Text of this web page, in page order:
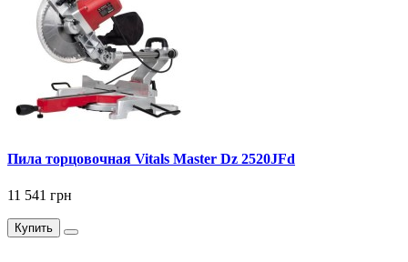
Пила торцовочная Vitals Master Dz 2520JFd
11 541 грн
Купить